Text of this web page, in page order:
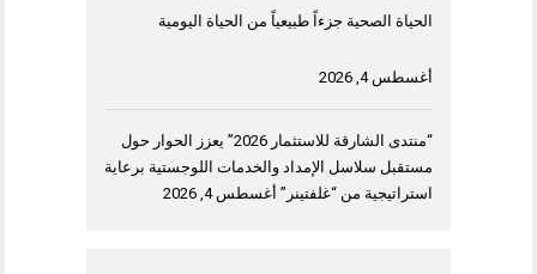
الحياة الصحية جزءاً طبيعياً من الحياة اليومية
أغسطس 4, 2026
“منتدى الشارقة للاستثمار 2026” يعزز الحوار حول
مستقبل سلاسل الإمداد والخدمات اللوجستية برعاية
استراتيجية من “غلفتينر” أغسطس 4, 2026